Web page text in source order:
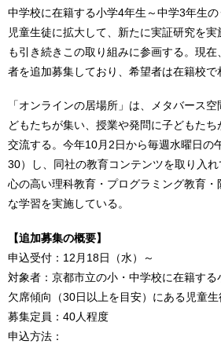
中学校に在籍する小学4年生～中学3年生
児童生徒に拡大して、新たに実証研究を
も引き続きこの取り組みに参画する。現
者を追加募集しており、希望者は在籍校で
「オンラインの居場所」は、メタバース
どもたちが集い、授業や発問に子どもた
交流する。今年10月2日から毎週水曜日の
30）し、同社の教育コンテンツを取り入
心の高い理科教育・プログラミング教育
な学習を実施している。
【追加募集の概要】
申込受付：12月18日（水）～
対象者：京都市立の小・中学校に在籍す
欠席傾向（30日以上を目安）にある児童生
募集定員：40人程度
申込方法：